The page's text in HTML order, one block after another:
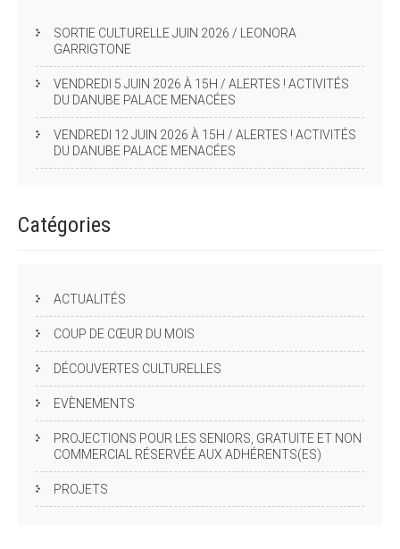
SORTIE CULTURELLE JUIN 2026 / LEONORA
GARRIGTONE
VENDREDI 5 JUIN 2026 À 15H / ALERTES ! ACTIVITÉS
DU DANUBE PALACE MENACÉES
VENDREDI 12 JUIN 2026 À 15H / ALERTES ! ACTIVITÉS
DU DANUBE PALACE MENACÉES
Catégories
ACTUALITÉS
COUP DE CŒUR DU MOIS
DÉCOUVERTES CULTURELLES
EVÈNEMENTS
PROJECTIONS POUR LES SENIORS, GRATUITE ET NON
COMMERCIAL RÉSERVÉE AUX ADHÉRENTS(ES)
PROJETS